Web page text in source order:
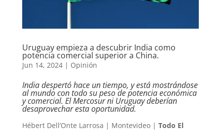
Uruguay empieza a descubrir India como
potencia comercial superior a China.
Jun 14, 2024| Opinión
India despertó hace un tiempo, y está mostrándose
al mundo con todo su peso de potencia económica
y comercial. El Mercosur ni Uruguay deberían
desaprovechar esta oportunidad.
Hébert Dell’Onte Larrosa | Montevideo | Todo El